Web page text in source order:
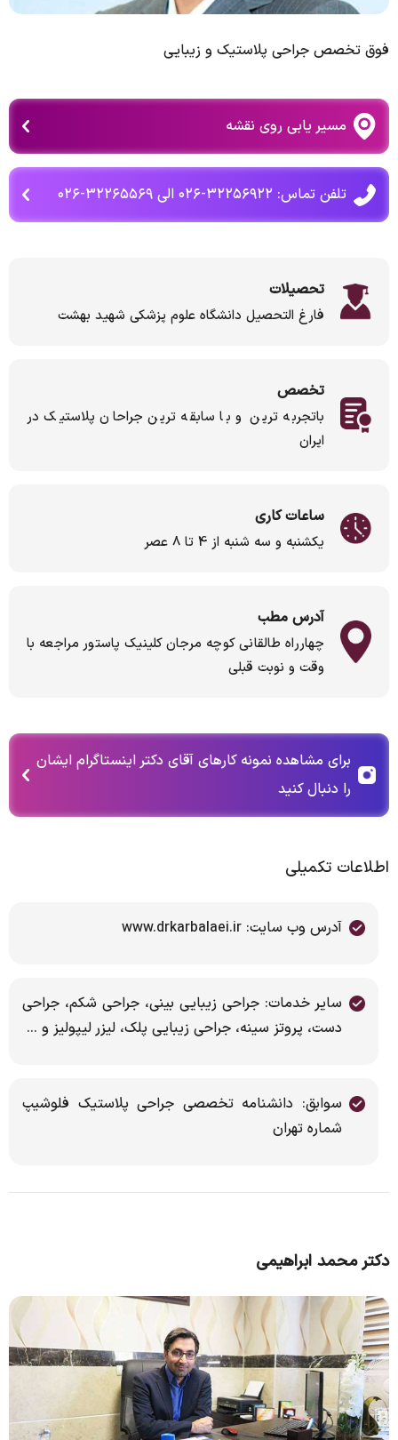
فوق تخصص جراحی پلاستیک و زیبایی
مسیر یابی روی نقشه
تلفن تماس: ۳۲۲۵۶۹۲۲-۰۲۶ الی ۳۲۲۶۵۵۶۹-۰۲۶
تحصیلات
فارغ التحصیل دانشگاه علوم پزشکی شهید بهشت
تخصص
باتجربه ترین و با سابقه ترین جراحان پلاستیک در
ایران
ساعات کاری
یکشنبه و سه شنبه از 4 تا 8 عصر
آدرس مطب
چهارراه طالقانی کوچه مرجان کلینیک پاستور مراجعه با
وقت و نوبت قبلی
برای مشاهده نمونه کارهای آقای دکتر اینستاگرام ایشان
را دنبال کنید
اطلاعات تکمیلی
آدرس وب سایت: www.drkarbalaei.ir
سایر خدمات: جراحی زیبایی بینی، جراحی شکم، جراحی
دست، پروتز سینه، جراحی زیبایی پلک، لیزر لیپولیز و ...
سوابق: دانشنامه تخصصی جراحی پلاستیک فلوشیپ
شماره تهران
دکتر محمد ابراهیمی